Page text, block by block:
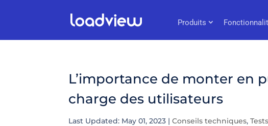
Produits
L’importance de monter en
charge des utilisateurs
Last Updated: May 01, 2023 |Conseils techniques,